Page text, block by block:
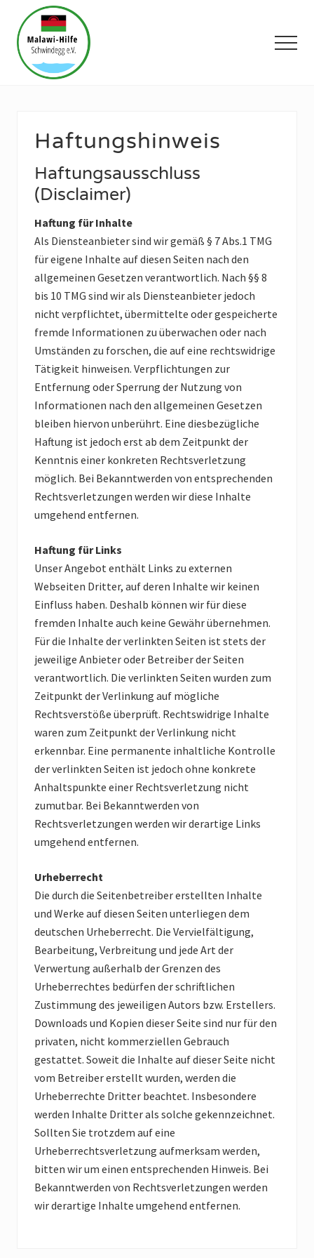
main
content
Hauptsidebar
springen
drittärmste
dennoch
warme
Afrikas
genannt,
Menschen
herzlich
Menü
Haftungshinweis
Haftungsausschluss
(Disclaimer)
Haftung für Inhalte
Als Diensteanbieter sind wir gemäß § 7 Abs.1 TMG
für eigene Inhalte auf diesen Seiten nach den
allgemeinen Gesetzen verantwortlich. Nach §§ 8
bis 10 TMG sind wir als Diensteanbieter jedoch
nicht verpflichtet, übermittelte oder gespeicherte
fremde Informationen zu überwachen oder nach
Umständen zu forschen, die auf eine rechtswidrige
Tätigkeit hinweisen. Verpflichtungen zur
Entfernung oder Sperrung der Nutzung von
Informationen nach den allgemeinen Gesetzen
bleiben hiervon unberührt. Eine diesbezügliche
Haftung ist jedoch erst ab dem Zeitpunkt der
Kenntnis einer konkreten Rechtsverletzung
möglich. Bei Bekanntwerden von entsprechenden
Rechtsverletzungen werden wir diese Inhalte
umgehend entfernen.
Haftung für Links
Unser Angebot enthält Links zu externen
Webseiten Dritter, auf deren Inhalte wir keinen
Einfluss haben. Deshalb können wir für diese
fremden Inhalte auch keine Gewähr übernehmen.
Für die Inhalte der verlinkten Seiten ist stets der
jeweilige Anbieter oder Betreiber der Seiten
verantwortlich. Die verlinkten Seiten wurden zum
Zeitpunkt der Verlinkung auf mögliche
Rechtsverstöße überprüft. Rechtswidrige Inhalte
waren zum Zeitpunkt der Verlinkung nicht
erkennbar. Eine permanente inhaltliche Kontrolle
der verlinkten Seiten ist jedoch ohne konkrete
Anhaltspunkte einer Rechtsverletzung nicht
zumutbar. Bei Bekanntwerden von
Rechtsverletzungen werden wir derartige Links
umgehend entfernen.
Urheberrecht
Die durch die Seitenbetreiber erstellten Inhalte
und Werke auf diesen Seiten unterliegen dem
deutschen Urheberrecht. Die Vervielfältigung,
Bearbeitung, Verbreitung und jede Art der
Verwertung außerhalb der Grenzen des
Urheberrechtes bedürfen der schriftlichen
Zustimmung des jeweiligen Autors bzw. Erstellers.
Downloads und Kopien dieser Seite sind nur für den
privaten, nicht kommerziellen Gebrauch
gestattet. Soweit die Inhalte auf dieser Seite nicht
vom Betreiber erstellt wurden, werden die
Urheberrechte Dritter beachtet. Insbesondere
werden Inhalte Dritter als solche gekennzeichnet.
Sollten Sie trotzdem auf eine
Urheberrechtsverletzung aufmerksam werden,
bitten wir um einen entsprechenden Hinweis. Bei
Bekanntwerden von Rechtsverletzungen werden
wir derartige Inhalte umgehend entfernen.